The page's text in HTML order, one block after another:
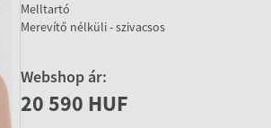
Melltartó
Merevítő nélküli - szivacsos
Webshop ár:
20 590 HUF